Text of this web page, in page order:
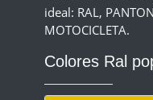
ideal: RAL,
MOTOCICLETA.
Colores Ral